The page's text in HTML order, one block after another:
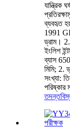
যান্ত্রিক
ব্যবহৃত
1991
ড্রাম। 2.
ইংলিশ
ব্যাস
মিমি; 2.
সংখ্যা:
পরিষ্কার
তদন্ত